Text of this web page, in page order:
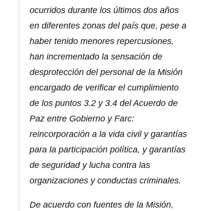
ocurridos durante los últimos dos años
en diferentes zonas del país que, pese a
haber tenido menores repercusiones,
han incrementado la sensación de
desprotección del personal de la Misión
encargado de verificar el cumplimiento
de los puntos 3.2 y 3.4 del Acuerdo de
Paz entre Gobierno y Farc:
reincorporación a la vida civil y garantías
para la participación política, y garantías
de seguridad y lucha contra las
organizaciones y conductas criminales.
De acuerdo con fuentes de la Misión,